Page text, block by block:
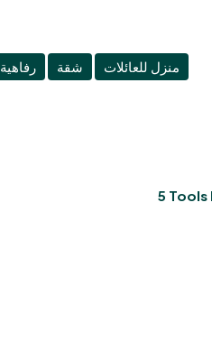
رفاهية شقة منزل للعائلات
5 Tools